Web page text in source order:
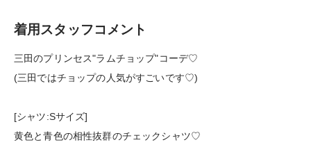
着用スタッフコメント
三田のプリンセス"ラムチョップ"コーデ♡
(三田ではチョップの人気がすごいです♡)
[シャツ:Sサイズ]
黄色と青色の相性抜群のチェックシャツ♡